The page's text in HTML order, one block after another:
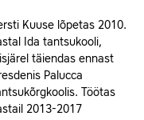
Kuuse lõpetas 2010.
Ida tantsukooli,
täiendas ennast
Palucca
Töötas
2013-2017